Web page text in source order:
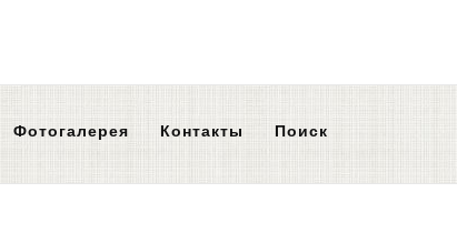
Фотогалерея Контакты Поиск